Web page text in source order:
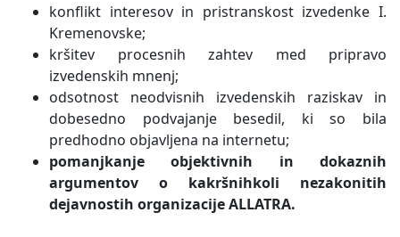
konflikt interesov in pristranskost izvedenke I.
Kremenovske;
kršitev procesnih zahtev med pripravo
izvedenskih mnenj;
odsotnost neodvisnih izvedenskih raziskav in
dobesedno podvajanje besedil, ki so bila
predhodno objavljena na internetu;
pomanjkanje objektivnih in dokaznih
argumentov o kakršnihkoli nezakonitih
dejavnostih organizacije ALLATRA.